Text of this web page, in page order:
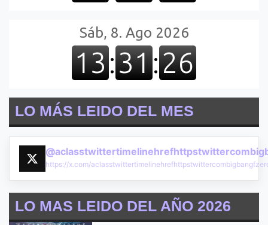
LO MÁS LEIDO DEL MES
https://x.com/
LO MAS LEIDO DEL AÑO 2026